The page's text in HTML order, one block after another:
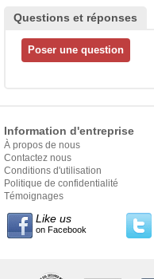
Questions et réponses
Information d'entreprise
À propos de nous
Contactez nous
Conditions d'utilisation
Politique de confidentialité
Témoignages
Like us
on Facebook